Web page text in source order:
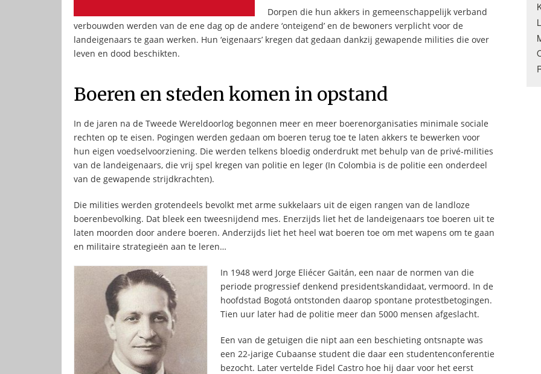
Dorpen die hun akkers in gemeenschappelijk verband
verbouwden werden van de ene dag op de andere ‘onteigend’ en de bewoners verplicht voor de
landeigenaars te gaan werken. Hun ‘eigenaars’ kregen dat gedaan dankzij gewapende milities die over
leven en dood beschikten.
Boeren en steden komen in opstand
In de jaren na de Tweede Wereldoorlog begonnen meer en meer boerenorganisaties minimale sociale
rechten op te eisen. Pogingen werden gedaan om boeren terug toe te laten akkers te bewerken voor
hun eigen voedselvoorziening. Die werden telkens bloedig onderdrukt met behulp van de privé-milities
van de landeigenaars, die vrij spel kregen van politie en leger (In Colombia is de politie een onderdeel
van de gewapende strijdkrachten).
Die milities werden grotendeels bevolkt met arme sukkelaars uit de eigen rangen van de landloze
boerenbevolking. Dat bleek een tweesnijdend mes. Enerzijds liet het de landeigenaars toe boeren uit te
laten moorden door andere boeren. Anderzijds liet het heel wat boeren toe om met wapens om te gaan
en militaire strategieën aan te leren…
In 1948 werd Jorge Eliécer Gaitán, een naar de normen van die
periode progressief denkend presidentskandidaat, vermoord. In de
hoofdstad Bogotá ontstonden daarop spontane protestbetogingen.
Tien uur later had de politie meer dan 5000 mensen afgeslacht.
Een van de getuigen die nipt aan een beschieting ontsnapte was
een 22-jarige Cubaanse student die daar een studentenconferentie
bezocht. Later vertelde Fidel Castro hoe hij daar voor het eerst